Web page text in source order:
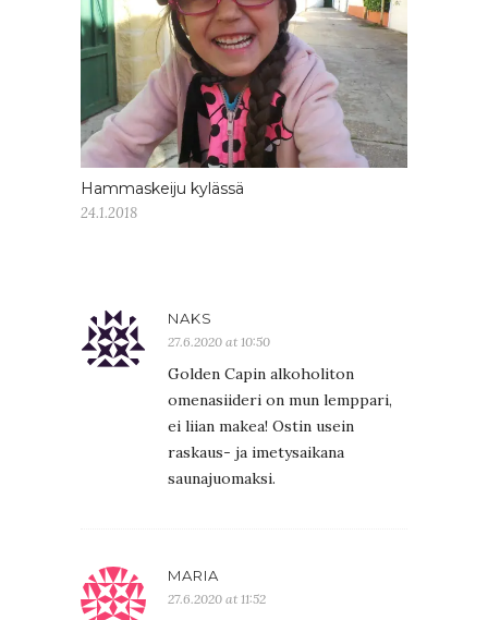
Hammaskeiju kylässä
24.1.2018
NAKS
27.6.2020 at 10:50
Golden Capin alkoholiton
omenasiideri on mun lemppari,
ei liian makea! Ostin usein
raskaus- ja imetysaikana
saunajuomaksi.
MARIA
27.6.2020 at 11:52